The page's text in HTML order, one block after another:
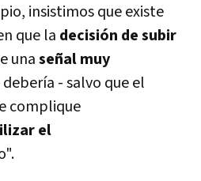
insistimos que existe
que la decisión de subir
unaseñal muy
deberí­a - salvo que el
complique
el